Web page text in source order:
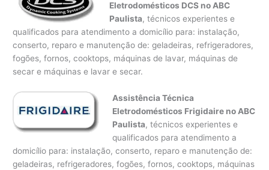
Eletrodomésticos DCS no ABC
Paulista, técnicos experientes e
qualificados para atendimento a domicílio para: instalação,
conserto, reparo e manutenção de: geladeiras, refrigeradores,
fogões, fornos, cooktops, máquinas de lavar, máquinas de
secar e máquinas e lavar e secar.
Assistência Técnica
Eletrodomésticos Frigidaire no ABC
Paulista, técnicos experientes e
qualificados para atendimento a
domicílio para: instalação, conserto, reparo e manutenção de:
geladeiras, refrigeradores, fogões, fornos, cooktops, máquinas